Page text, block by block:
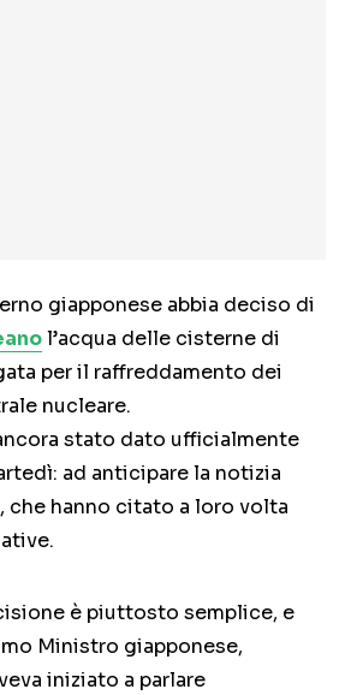
giapponese abbia deciso di
l’acqua delle cisterne di
per il raffreddamento dei
nucleare.
stato dato ufficialmente
ad anticipare la notizia
che hanno citato a loro volta
è piuttosto semplice, e
Ministro giapponese,
iniziato a parlare